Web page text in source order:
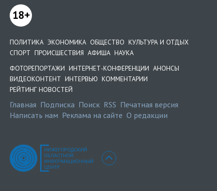
18+
ПОЛИТИКА ЭКОНОМИКА ОБЩЕСТВО КУЛЬТУРА И ОТДЫХ
СПОРТ ПРОИСШЕСТВИЯ АФИША НАУКА
ФОТОРЕПОРТАЖИ ИНТЕРНЕТ-КОНФЕРЕНЦИИ АНОНСЫ
ВИДЕОКОНТЕНТ ИНТЕРВЬЮ КОММЕНТАРИИ
РЕЙТИНГ НОВОСТЕЙ
Главная Подписка Поиск RSS Печатная версия
Написать нам Реклама на сайте О редакции